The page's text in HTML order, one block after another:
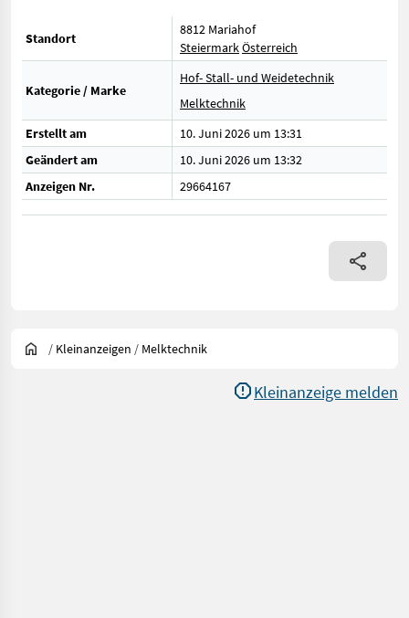
Standort
8812 Mariahof
SteiermarkÖsterreich
Kategorie / Marke
Hof- Stall- und Weidetechnik
Melktechnik
Erstellt am
10. Juni 2026 um 13:31
Geändert am
10. Juni 2026 um 13:32
Anzeigen Nr.
29664167
/ Kleinanzeigen / Melktechnik
Kleinanzeige melden